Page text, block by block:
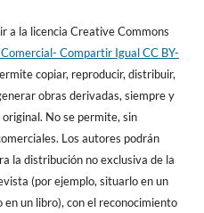
a la licencia Creative Commons
Compartir Igual CC BY-
copiar, reproducir, distribuir,
obras derivadas, siempre y
No se permite, sin
Los autores podrán
la distribución no exclusiva de la
(por ejemplo, situarlo en un
un libro), con el reconocimiento